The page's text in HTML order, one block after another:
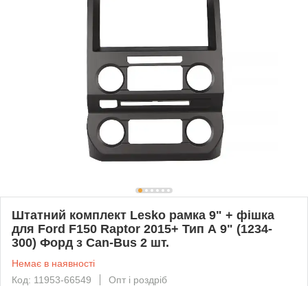
Штатний комплект Lesko рамка 9" + фішка
для Ford F150 Raptor 2015+ Тип А 9" (1234-
300) Форд з Can-Bus 2 шт.
Немає в наявності
Код: 11953-66549
Опт і роздріб